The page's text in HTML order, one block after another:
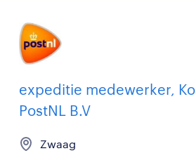
expeditie medewerker,
PostNL B.V
Zwaag